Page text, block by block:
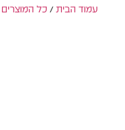
עמוד הבית/ כל המוצרים